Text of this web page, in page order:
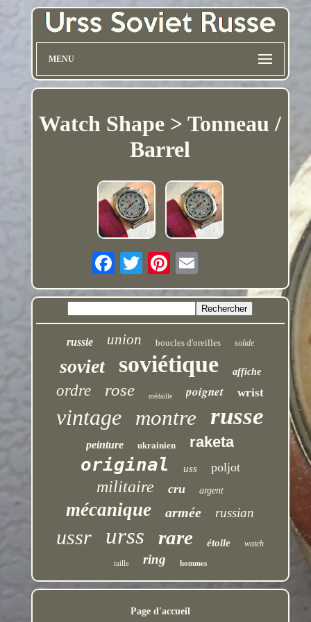
MENU
Watch Shape > Tonneau /
Barrel
russie union boucles d'oreilles solide
soviet soviétique affiche
ordre rose médaille poignet wrist
vintage montre russe
peinture ukrainien raketa
original uss poljot
militaire cru argent
mécanique armée russian
ussr urss rare étoile watch
taille ring hommes
Page d'accueil